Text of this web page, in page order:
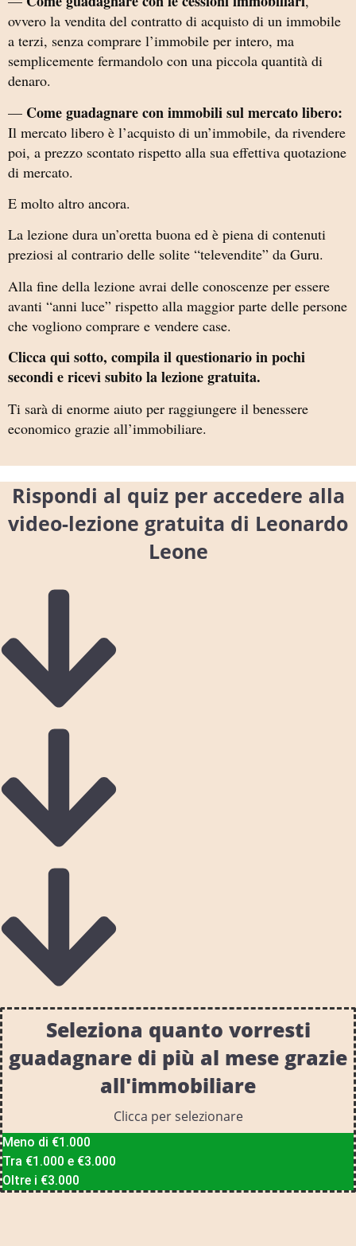
ovvero la vendita del contratto di acquisto di un immobile
a terzi, senza comprare l’immobile per intero, ma
semplicemente fermandolo con una piccola quantità di
denaro.
— Come guadagnare con immobili sul mercato libero:
Il mercato libero è l’acquisto di un’immobile, da rivendere
poi, a prezzo scontato rispetto alla sua effettiva quotazione
di mercato.
E molto altro ancora.
La lezione dura un’oretta buona ed è piena di contenuti
preziosi al contrario delle solite “televendite” da Guru.
Alla fine della lezione avrai delle conoscenze per essere
avanti “anni luce” rispetto alla maggior parte delle persone
che vogliono comprare e vendere case.
Clicca qui sotto, compila il questionario in pochi
secondi e ricevi subito la lezione gratuita.
Ti sarà di enorme aiuto per raggiungere il benessere
economico grazie all’immobiliare.
Rispondi al quiz per accedere alla
video-lezione gratuita di Leonardo
Leone
Seleziona quanto vorresti
guadagnare di più al mese grazie
all'immobiliare
Clicca per selezionare
Meno di €1.000
Tra €1.000 e €3.000
Oltre i €3.000